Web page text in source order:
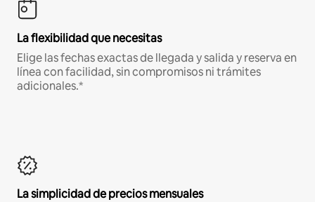
La flexibilidad que necesitas
Elige las fechas exactas de llegada y salida y reserva en
línea con facilidad, sin compromisos ni trámites
adicionales.*
La simplicidad de precios mensuales